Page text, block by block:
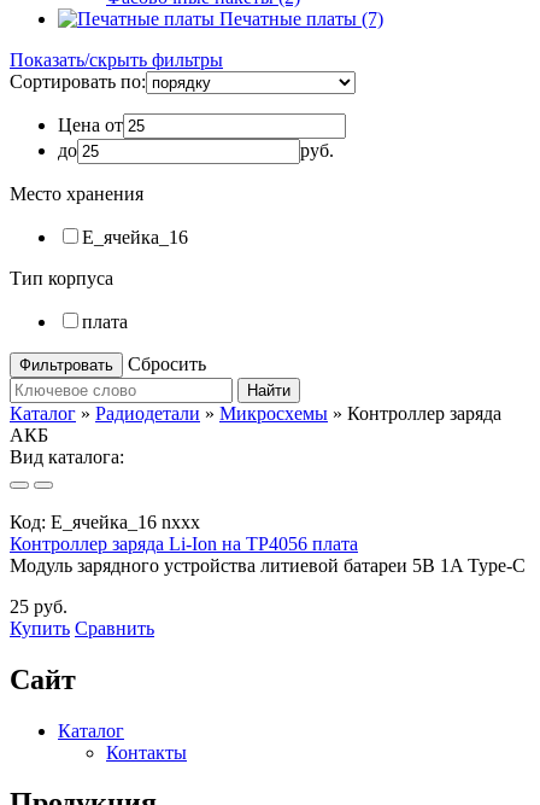
Печатные платы (7)
Показать/скрыть фильтры
Сортировать по:
Цена от
до
руб.
Место хранения
E_ячейка_16
Тип корпуса
плата
Сбросить
Найти
Каталог » Радиодетали » Микросхемы » Контроллер заряда
АКБ
Вид каталога:
Код: E_ячейка_16 nxxx
Контроллер заряда Li-Ion на TP4056 плата
Модуль зарядного устройства литиевой батареи 5В 1A Type-C
25 руб.
Купить Сравнить
Сайт
Каталог
Контакты